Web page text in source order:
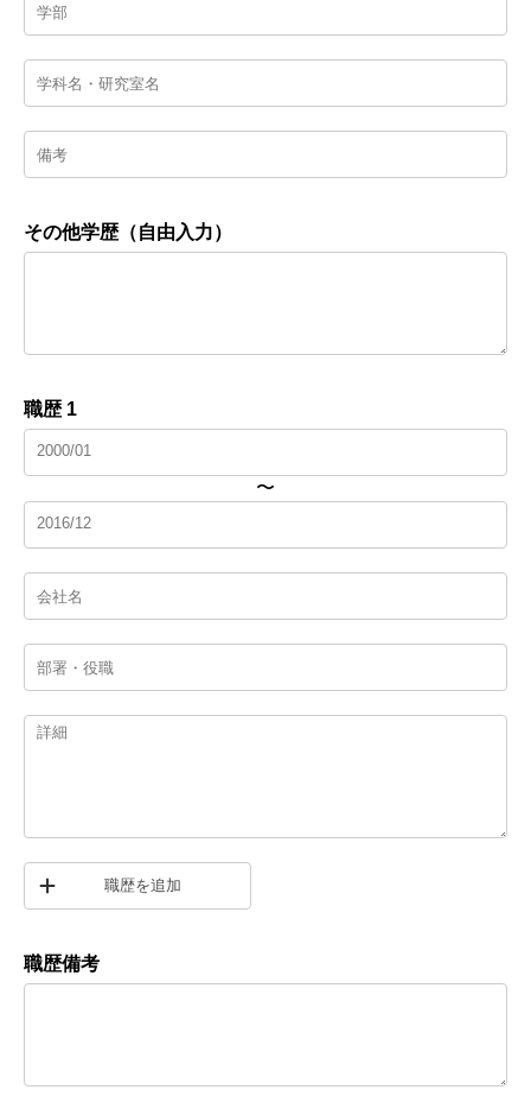
その他学歴（自由入力）
職歴 1
〜
職歴を追加
職歴備考